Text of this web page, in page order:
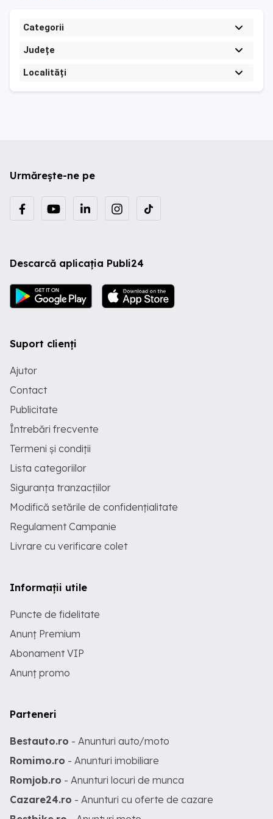
Categorii
Județe
Localități
Urmărește-ne pe
Descarcă aplicația Publi24
Suport clienți
Ajutor
Contact
Publicitate
Întrebări frecvente
Termeni și condiții
Lista categoriilor
Siguranța tranzacțiilor
Modifică setările de confidențialitate
Regulament Campanie
Livrare cu verificare colet
Informații utile
Puncte de fidelitate
Anunț Premium
Abonament VIP
Anunț promo
Parteneri
Bestauto.ro - Anunturi auto/moto
Romimo.ro - Anunturi imobiliare
Romjob.ro - Anunturi locuri de munca
Cazare24.ro - Anunturi cu oferte de cazare